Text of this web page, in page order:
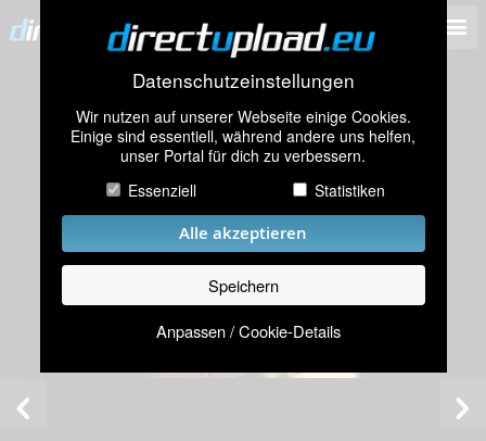
Datenschutzeinstellungen
Wir nutzen auf unserer Webseite einige Cookies.
Einige sind essentiell, während andere uns helfen,
unser Portal für dich zu verbessern.
Essenziell
Statistiken
Alle akzeptieren
Speichern
Anpassen / Cookie-Details